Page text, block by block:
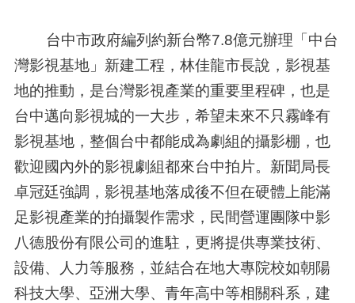
台中市政府編列約新台幣7.8億元辦理「中台
灣影視基地」新建工程，林佳龍市長說，影視基
地的推動，是台灣影視產業的重要里程碑，也是
台中邁向影視城的一大步，希望未來不只霧峰有
影視基地，整個台中都能成為劇組的攝影棚，也
歡迎國內外的影視劇組都來台中拍片。新聞局長
卓冠廷強調，影視基地落成後不但在硬體上能滿
足影視產業的拍攝製作需求，民間營運團隊中影
八德股份有限公司的進駐，更將提供專業技術、
設備、人力等服務，並結合在地大專院校如朝陽
科技大學、亞洲大學、青年高中等相關科系，建